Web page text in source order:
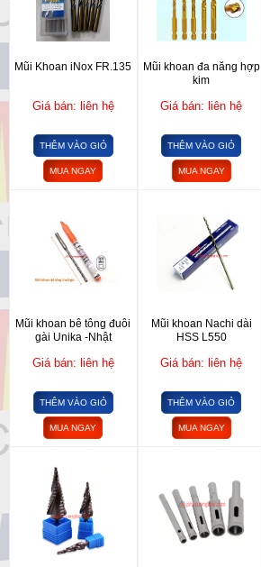
Mũi Khoan iNox FR.135
Giá bán: liên hệ
THÊM VÀO GIỎ
MUA NGAY
Mũi khoan đa năng hợp
kim
Giá bán: liên hệ
THÊM VÀO GIỎ
MUA NGAY
Mũi khoan bê tông đuôi
gài Unika -Nhật
Giá bán: liên hệ
THÊM VÀO GIỎ
MUA NGAY
Mũi khoan Nachi dài
HSS L550
Giá bán: liên hệ
THÊM VÀO GIỎ
MUA NGAY